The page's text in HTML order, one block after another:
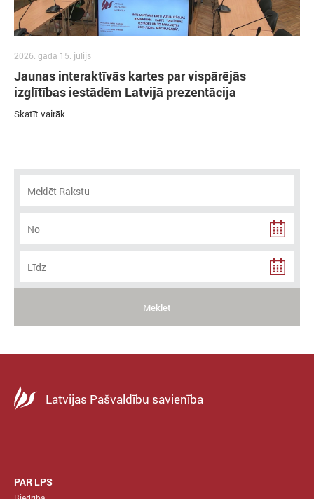
Meklēt
2026. gada 15. jūlijs
Jaunas interaktīvās kartes par vispārējās
izglītības iestādēm Latvijā prezentācija
Skatīt vairāk
Latvijas Pašvaldību savienība
PAR LPS